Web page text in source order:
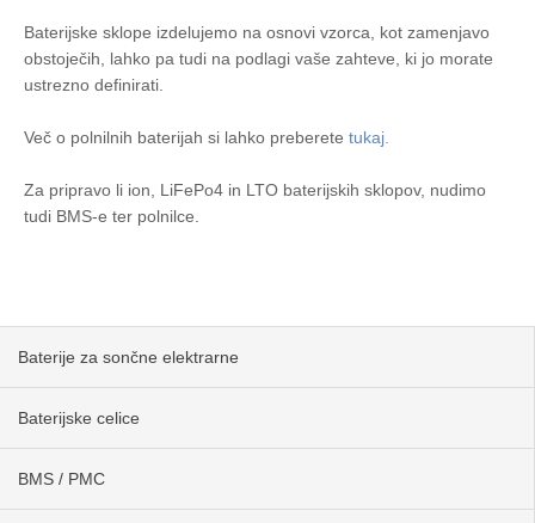
Baterijske sklope izdelujemo na osnovi vzorca, kot zamenjavo
obstoječih, lahko pa tudi na podlagi vaše zahteve, ki jo morate
ustrezno definirati.
Več o polnilnih baterijah si lahko preberete tukaj.
Za pripravo li ion, LiFePo4 in LTO baterijskih sklopov, nudimo
tudi BMS-e ter polnilce.
Baterije za sončne elektrarne
Baterijske celice
BMS / PMC